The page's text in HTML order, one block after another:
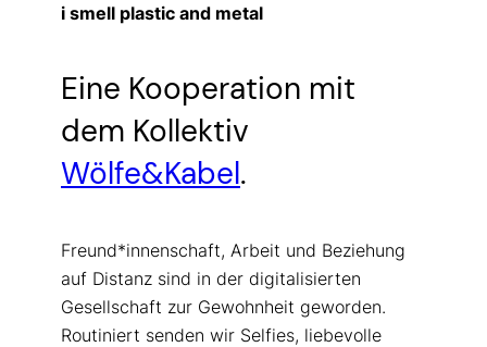
i smell plastic and metal
Eine Kooperation mit
dem Kollektiv
Wölfe&Kabel.
Freund*innenschaft, Arbeit und Beziehung
auf Distanz sind in der digitalisierten
Gesellschaft zur Gewohnheit geworden.
Routiniert senden wir Selfies, liebevolle